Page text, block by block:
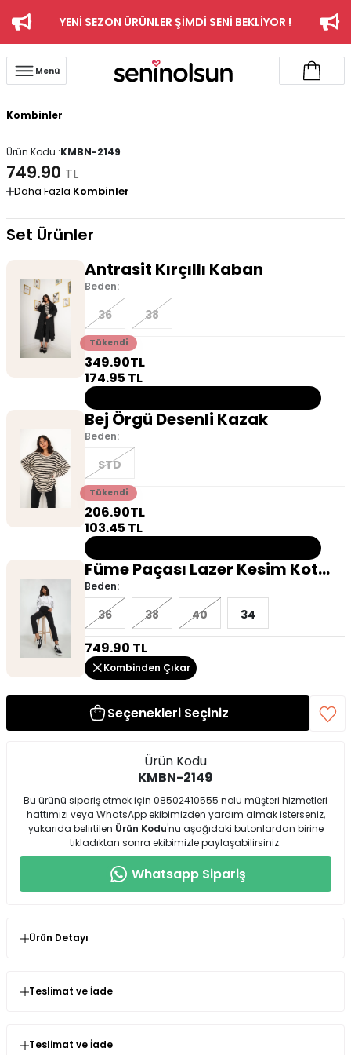
YENİ SEZON ÜRÜNLER ŞİMDİ SENİ BEKLİYOR !
Menü
Kombinler
Ürün Kodu :KMBN-2149
749.90 TL
Daha Fazla Kombinler
Set Ürünler
Antrasit Kırçıllı Kaban
Beden:
36 38
Tükendi
349.90TL
174.95 TL
Bej Örgü Desenli Kazak
Beden:
STD
Tükendi
206.90TL
103.45 TL
Füme Paçası Lazer Kesim Kot
Pantolon
Beden:
36 38 40 34
749.90 TL
Kombinden Çıkar
Seçenekleri Seçiniz
Ürün Kodu
KMBN-2149
Bu ürünü sipariş etmek için 08502410555 nolu müşteri hizmetleri
hattımızı veya WhatsApp ekibimizden yardım almak isterseniz,
yukarıda belirtilen Ürün Kodu'nu aşağıdaki butonlardan birine
tıkladıktan sonra ekibimizle paylaşabilirsiniz.
Whatsapp Sipariş
Ürün Detayı
Teslimat ve İade
siparişinizi teslim aldığınız andan itibaren 14 gündür.
Teslimat ve İade